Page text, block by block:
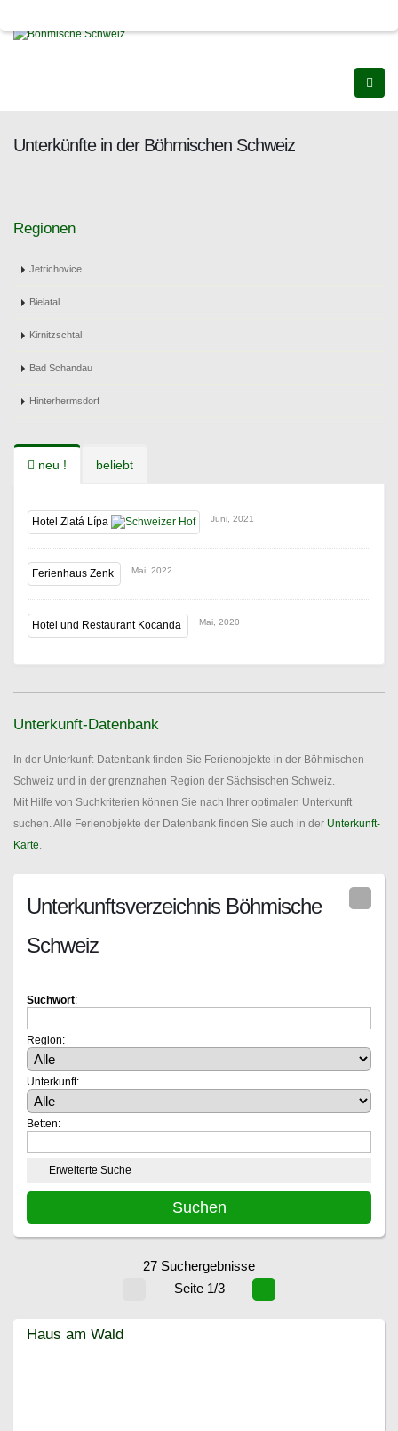
Unterkünfte in der Böhmischen Schweiz
Regionen
Jetrichovice
Bielatal
Kirnitzschtal
Bad Schandau
Hinterhermsdorf
neu ! beliebt
Hotel Zlatá Lípa Juni, 2021
Ferienhaus Zenk Mai, 2022
Hotel und Restaurant Kocanda Mai, 2020
Unterkunft-Datenbank
In der Unterkunft-Datenbank finden Sie Ferienobjekte in der Böhmischen
Schweiz und in der grenznahen Region der Sächsischen Schweiz.
Mit Hilfe von Suchkriterien können Sie nach Ihrer optimalen Unterkunft
suchen. Alle Ferienobjekte der Datenbank finden Sie auch in der Unterkunft-
Karte.
Unterkunftsverzeichnis Böhmische
Schweiz
Suchwort:
Region:
Unterkunft:
Betten:
Erweiterte Suche
27 Suchergebnisse
Seite 1/3
Haus am Wald
Haus am Wald